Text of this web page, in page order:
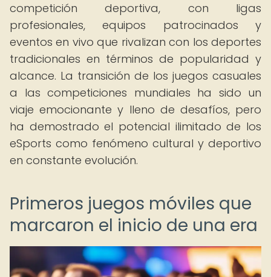
competición deportiva, con ligas
profesionales, equipos patrocinados y
eventos en vivo que rivalizan con los deportes
tradicionales en términos de popularidad y
alcance. La transición de los juegos casuales
a las competiciones mundiales ha sido un
viaje emocionante y lleno de desafíos, pero
ha demostrado el potencial ilimitado de los
eSports como fenómeno cultural y deportivo
en constante evolución.
Primeros juegos móviles que
marcaron el inicio de una era